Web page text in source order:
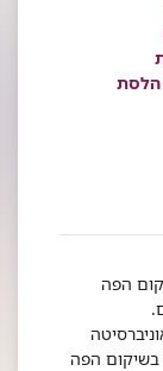
הלסת
הפה
בשיקום הפה